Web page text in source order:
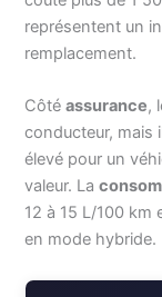
représentent un
remplacement.
Côtéassurance,
conducteur, mais
élevé pour un
valeur. La
12 à 15 L/100 km
en mode hybride.